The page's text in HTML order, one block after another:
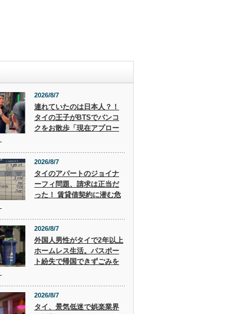
2026/8/7
連れていたのは日本人？！
タイの王子がBTSでバンコ
クをお散歩「現在アプロー
2026/8/7
タイのアパートのジョイナ
ーフィ問題、請求は正当だ
った！ 賃貸借契約に潜む危
2026/8/7
外国人男性がタイで2年以上
ホームレス生活。パスポー
ト紛失で帰国できずごみを
2026/8/7
タイ、景気低迷で娯楽業界